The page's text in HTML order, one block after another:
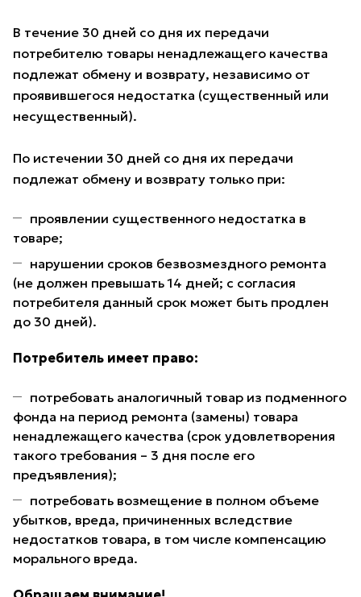
В течение 30 дней со дня их передачи
потребителю товары ненадлежащего качества
подлежат обмену и возврату, независимо от
проявившегося недостатка (существенный или
несущественный).
По истечении 30 дней со дня их передачи
подлежат обмену и возврату только при:
проявлении существенного недостатка в
товаре;
нарушении сроков безвозмездного ремонта
(не должен превышать 14 дней; с согласия
потребителя данный срок может быть продлен
до 30 дней).
Потребитель имеет право:
потребовать аналогичный товар из подменного
фонда на период ремонта (замены) товара
ненадлежащего качества (срок удовлетворения
такого требования – 3 дня после его
предъявления);
потребовать возмещение в полном объеме
убытков, вреда, причиненных вследствие
недостатков товара, в том числе компенсацию
морального вреда.